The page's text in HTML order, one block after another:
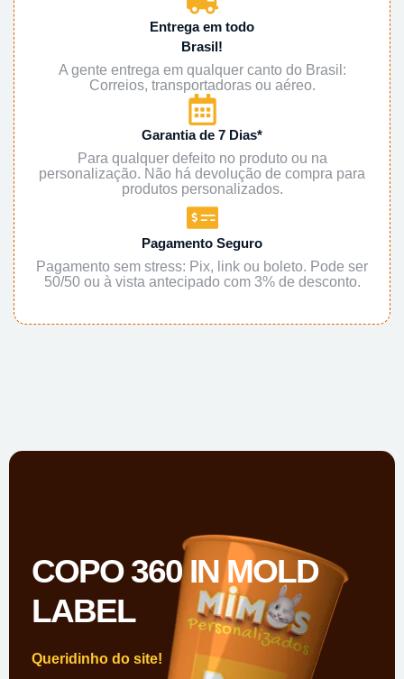
Entrega em todo
Brasil!
A gente entrega em qualquer canto do Brasil:
Correios, transportadoras ou aéreo.
Garantia de 7 Dias*
Para qualquer defeito no produto ou na
personalização. Não há devolução de compra para
produtos personalizados.
Pagamento Seguro
Pagamento sem stress: Pix, link ou boleto. Pode ser
50/50 ou à vista antecipado com 3% de desconto.
COPO 360 IN MOLD
LABEL
Queridinho do site!